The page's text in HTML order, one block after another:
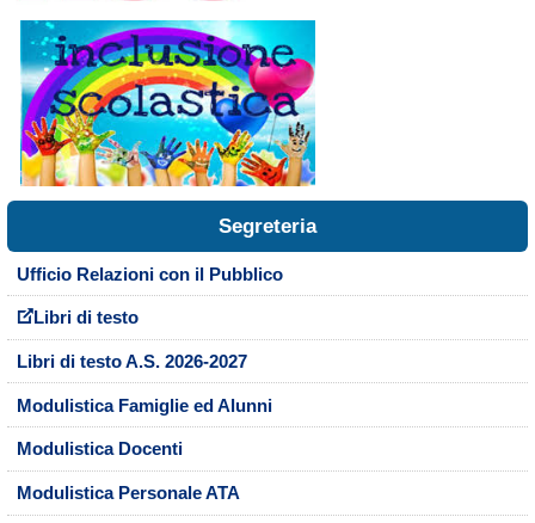
Segreteria
Ufficio Relazioni con il Pubblico
Libri di testo
Libri di testo A.S. 2026-2027
Modulistica Famiglie ed Alunni
Modulistica Docenti
Modulistica Personale ATA